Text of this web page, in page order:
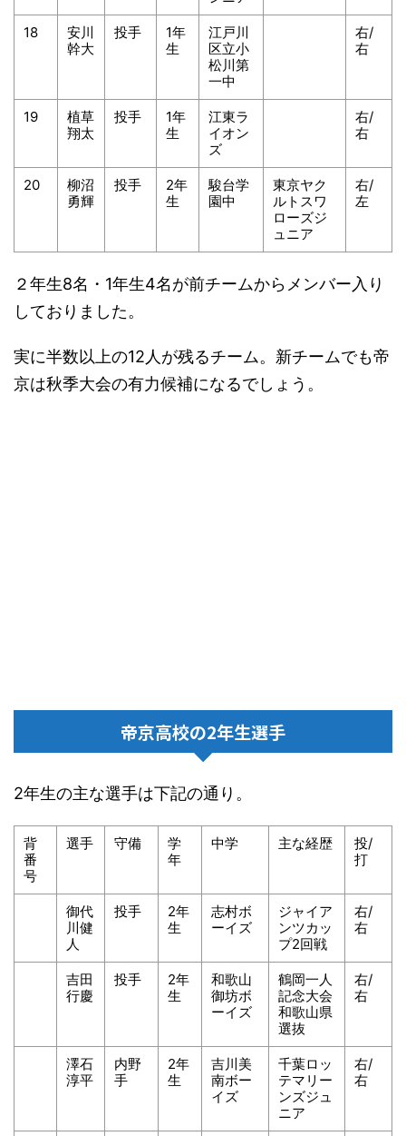
18
安川
幹大
投手
1年
生
江戸川
区立小
松川第
一中
右/
右
19
植草
翔太
投手
1年
生
江東ラ
イオン
ズ
右/
右
20
柳沼
勇輝
投手
2年
生
駿台学
園中
東京ヤク
ルトスワ
ローズジ
ュニア
右/
左
２年生8名・1年生4名が前チームからメンバー入り
しておりました。
実に半数以上の12人が残るチーム。新チームでも帝
京は秋季大会の有力候補になるでしょう。
帝京高校の2年生選手
2年生の主な選手は下記の通り。
背
番
号
選手 守備
学
年
中学 主な経歴
投/
打
御代
川健
人
投手
2年
生
志村ボ
ーイズ
ジャイア
ンツカッ
プ2回戦
右/
右
吉田
行慶
投手
2年
生
和歌山
御坊ボ
ーイズ
鶴岡一人
記念大会
和歌山県
選抜
右/
右
澤石
淳平
内野
手
2年
生
吉川美
南ボー
イズ
千葉ロッ
テマリー
ンズジュ
ニア
右/
右